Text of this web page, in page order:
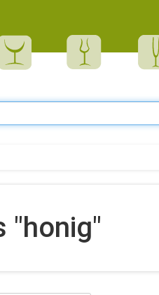
"honig"